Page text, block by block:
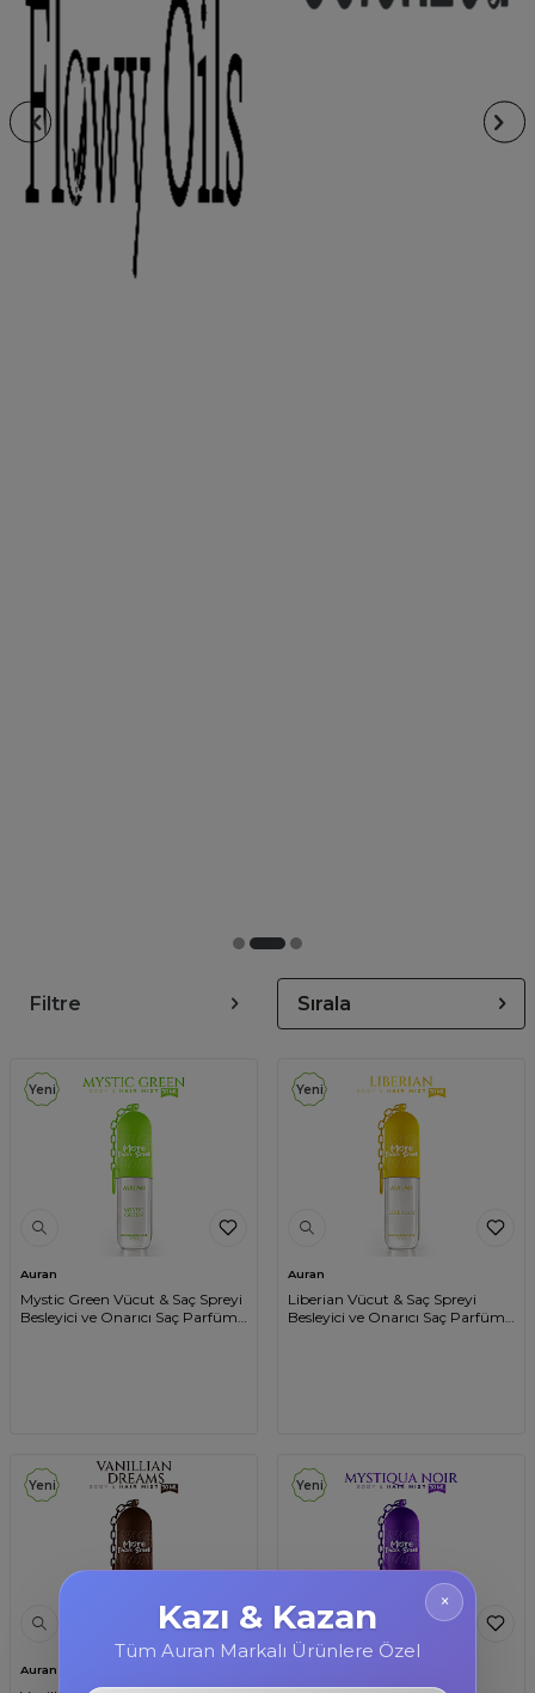
Filtre Sırala
Yeni
Auran
Mystic Green Vücut & Saç Spreyi
Besleyici ve Onarıcı Saç Parfümü
Yeni
Auran
Liberian Vücut & Saç Spreyi
Besleyici ve Onarıcı Saç Parfümü
Yeni
Auran
Yeni
×
Kazı & Kazan
Tüm Auran Markalı Ürünlere Özel